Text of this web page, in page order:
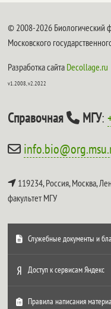
© 2008-2026 Биологический
Московского
Разработка сайта Decollage.ru
v1.2008, v2.2022
Справочная МГУ:
119234, Россия, Москва,
факультет МГУ
Служебные документы и
Доступ к сервисам Яндекс
Правила написания